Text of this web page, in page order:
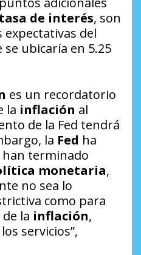
de interés, son
expectativas del
ubicaría en 5.25
es un recordatorio
la inflación al
de la Fed tendrá
la Fed ha
terminado
monetaria,
no sea lo
como para
la inflación,
servicios”,